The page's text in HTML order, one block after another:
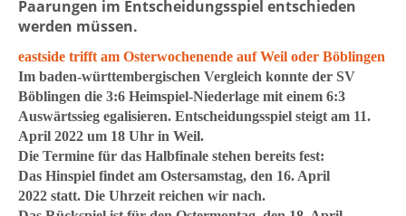
Paarungen im Entscheidungsspiel entschieden
werden müssen.
eastside trifft am Osterwochenende auf Weil oder Böblingen
Im baden-württembergischen Vergleich konnte der SV
Böblingen die 3:6 Heimspiel-Niederlage mit einem 6:3
Auswärtssieg egalisieren. Entscheidungsspiel steigt am 11.
April 2022 um 18 Uhr in Weil.
Die Termine für das Halbfinale stehen bereits fest:
Das Hinspiel findet am Ostersamstag, den 16. April
2022 statt. Die Uhrzeit reichen wir nach.